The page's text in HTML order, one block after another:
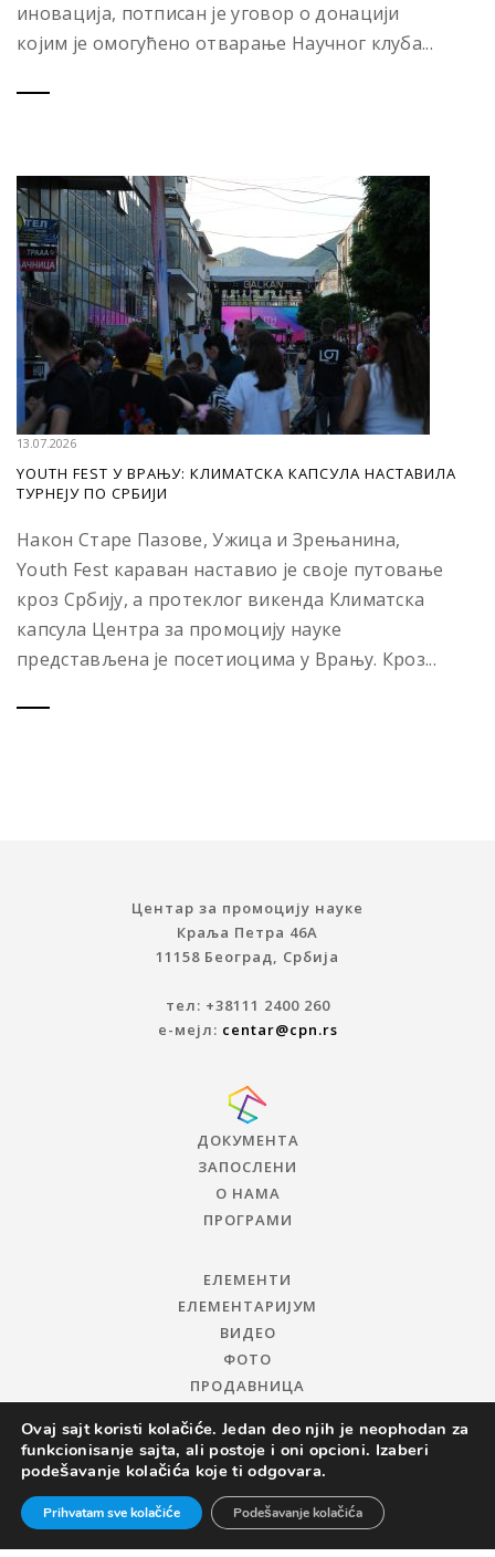
иновација, потписан је уговор о донацији
којим је омогућено отварање Научног клуба...
13.07.2026
YOUTH FEST У ВРАЊУ: КЛИМАТСКА КАПСУЛА НАСТАВИЛА
ТУРНЕЈУ ПО СРБИЈИ
Након Старе Пазове, Ужица и Зрењанина,
Youth Fest караван наставио је своје путовање
кроз Србију, а протеклог викенда Климатска
капсула Центра за промоцију науке
представљена је посетиоцима у Врању. Кроз...
Центар за промоцију науке
Краља Петра 46A
11158 Београд, Србија
тел: +38111 2400 260
е-мејл: centar@cpn.rs
ДОКУМЕНТА
ЗАПОСЛЕНИ
О НАМА
ПРОГРАМИ
ЕЛЕМЕНТИ
ЕЛЕМЕНТАРИЈУМ
ВИДЕО
ФОТО
ПРОДАВНИЦА
© 2019 ЦЕНТАР ЗА ПРОМОЦИЈУ НАУКЕ
Ovaj sajt koristi kolačiće. Jedan deo njih je neophodan za
funkcionisanje sajta, ali postoje i oni opcioni. Izaberi
podešavanje kolačića koje ti odgovara.
Prihvatam sve kolačiće Podešavanje kolačića